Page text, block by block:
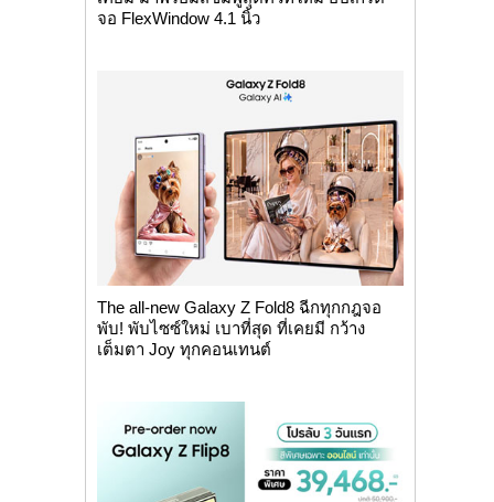
จอ FlexWindow 4.1 นิ้ว
The all-new Galaxy Z Fold8 ฉีกทุกกฎจอ
พับ! พับไซซ์ใหม่ เบาที่สุด ที่เคยมี กว้าง
เต็มตา Joy ทุกคอนเทนต์